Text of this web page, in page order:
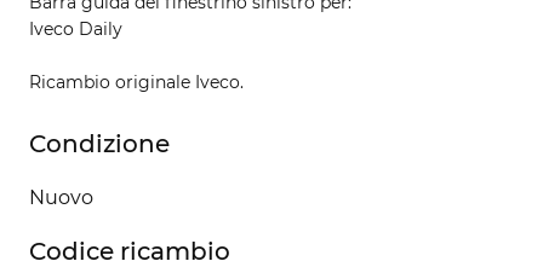
Iveco Daily
Ricambio originale Iveco.
Condizione
Nuovo
Codice ricambio